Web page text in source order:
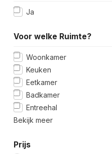
Ja
Voor welke Ruimte?
Woonkamer
Keuken
Eetkamer
Badkamer
Entreehal
Bekijk meer
Prijs